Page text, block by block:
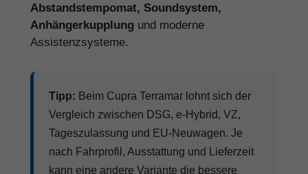
Abstandstempomat, Soundsystem,
Anhängerkupplung und moderne
Assistenzsysteme.
Tipp: Beim Cupra Terramar lohnt sich der
Vergleich zwischen DSG, e-Hybrid, VZ,
Tageszulassung und EU-Neuwagen. Je
nach Fahrprofil, Ausstattung und Lieferzeit
kann eine andere Variante die bessere